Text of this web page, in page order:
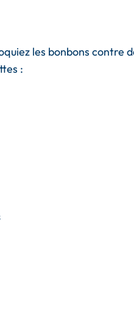
les bonbons contre
: